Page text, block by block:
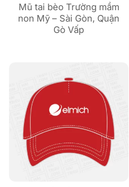
Mũ tai bèo Trường mầm
non Mỹ – Sài Gòn, Quận
Gò Vấp